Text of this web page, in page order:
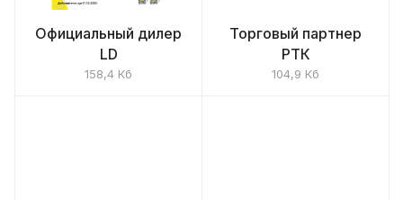
Официальный дилер
LD
158,4 Кб
Торговый партнер
РТК
104,9 Кб